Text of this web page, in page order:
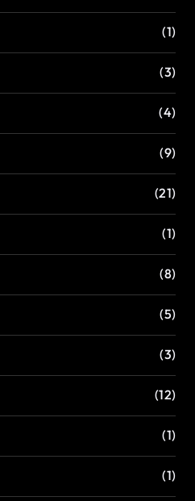
(1)
(3)
(4)
(9)
(21)
(1)
(8)
(5)
(3)
(12)
(1)
(1)